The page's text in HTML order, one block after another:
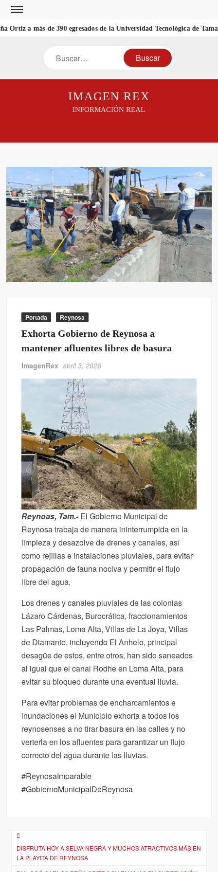
Saltar
contenido
Ortiz a más de 390 egresados de la Universidad Tecnológica de
Buscar
IMAGEN REX
INFORMACIÓN REAL
Portada Reynosa
Exhorta Gobierno de Reynosa a
mantener afluentes libres de basura
ImagenRex abril 3, 2026
Reynoas, Tam.-El Gobierno Municipal de
Reynosa trabaja de manera ininterrumpida en la
limpieza y desazolve de drenes y canales, así
como rejillas e instalaciones pluviales, para evitar
propagación de fauna nociva y permitir el flujo
libre del agua.
Los drenes y canales pluviales de las colonias
Lázaro Cárdenas, Burocrática, fraccionamientos
Las Palmas, Loma Alta, Villas de La Joya, Villas
de Diamante, incluyendo El Anhelo, principal
desagüe de estos, entre otros, han sido saneados
al igual que el canal Rodhe en Loma Alta, para
evitar su bloqueo durante una eventual lluvia.
Para evitar problemas de encharcamientos e
inundaciones el Municipio exhorta a todos los
reynosenses a no tirar basura en las calles y no
verterla en los afluentes para garantizar un flujo
correcto del agua durante las lluvias.
#ReynosaImparable
#GobiernoMunicipalDeReynosa
Navegación
deDISFRUTA HOY A SELVA NEGRA Y MUCHOS ATRACTIVOS MÁS EN
LA PLAYITA DE REYNOSA